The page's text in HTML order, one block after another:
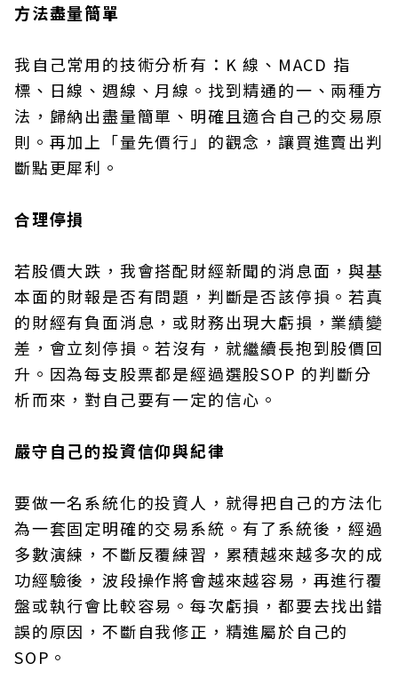
方法盡量簡單
我自己常用的技術分析有：K 線、MACD 指
標、日線、週線、月線。找到精通的一、兩種方
法，歸納出盡量簡單、明確且適合自己的交易原
則。再加上「量先價行」的觀念，讓買進賣出判
斷點更犀利。
合理停損
若股價大跌，我會搭配財經新聞的消息面，與基
本面的財報是否有問題，判斷是否該停損。若真
的財經有負面消息，或財務出現大虧損，業績變
差，會立刻停損。若沒有，就繼續長抱到股價回
升。因為每支股票都是經過選股SOP 的判斷分
析而來，對自己要有一定的信心。
嚴守自己的投資信仰與紀律
要做一名系統化的投資人，就得把自己的方法化
為一套固定明確的交易系統。有了系統後，經過
多數演練，不斷反覆練習，累積越來越多次的成
功經驗後，波段操作將會越來越容易，再進行覆
盤或執行會比較容易。每次虧損，都要去找出錯
誤的原因，不斷自我修正，精進屬於自己的
SOP。